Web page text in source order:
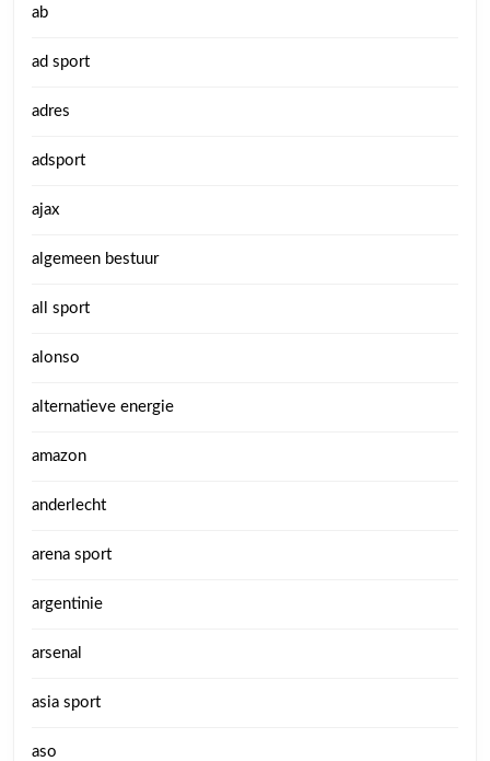
ab
ad sport
adres
adsport
ajax
algemeen bestuur
all sport
alonso
alternatieve energie
amazon
anderlecht
arena sport
argentinie
arsenal
asia sport
aso